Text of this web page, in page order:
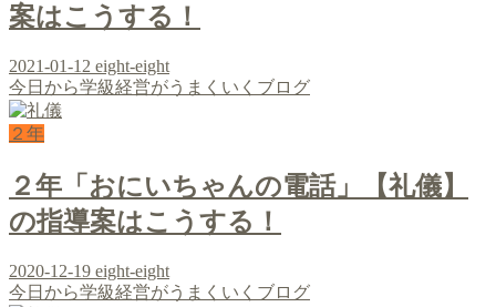
案はこうする！
2021-01-12 eight-eight
今日から学級経営がうまくいくブログ
２年
２年「おにいちゃんの電話」【礼儀】
の指導案はこうする！
2020-12-19 eight-eight
今日から学級経営がうまくいくブログ